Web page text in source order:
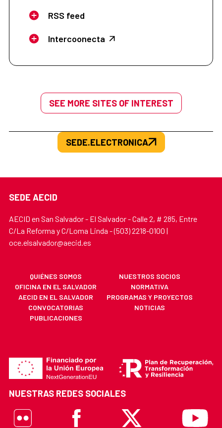
RSS feed
Intercoonecta
SEE MORE SITES OF INTEREST
SEDE.ELECTRONICA
SEDE AECID
AECID en San Salvador - El Salvador - Calle 2, # 285, Entre
C/La Reforma y C/Loma Linda - (503) 2218-0100 |
oce.elsalvador@aecid.es
QUIÉNES SOMOS
NUESTROS SOCIOS
OFICINA EN EL SALVADOR
NORMATIVA
AECID EN EL SALVADOR
PROGRAMAS Y PROYECTOS
CONVOCATORIAS
NOTICIAS
PUBLICACIONES
NUESTRAS REDES SOCIALES
Flickr
Facebook X Youtube